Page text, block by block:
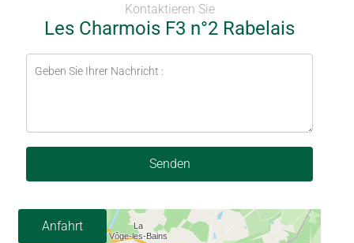
Kontaktieren Sie
Les Charmois F3 n°2 Rabelais
Senden
Anfahrt